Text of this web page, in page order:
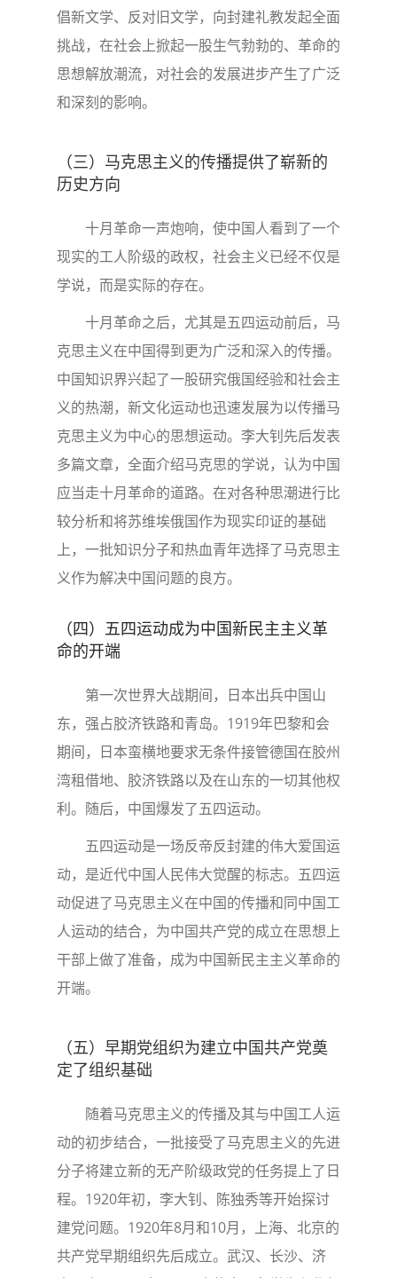
倡新文学、反对旧文学，向封建礼教发起全面
挑战，在社会上掀起一股生气勃勃的、革命的
思想解放潮流，对社会的发展进步产生了广泛
和深刻的影响。
（三）马克思主义的传播提供了崭新的
历史方向
十月革命一声炮响，使中国人看到了一个
现实的工人阶级的政权，社会主义已经不仅是
学说，而是实际的存在。
十月革命之后，尤其是五四运动前后，马
克思主义在中国得到更为广泛和深入的传播。
中国知识界兴起了一股研究俄国经验和社会主
义的热潮，新文化运动也迅速发展为以传播马
克思主义为中心的思想运动。李大钊先后发表
多篇文章，全面介绍马克思的学说，认为中国
应当走十月革命的道路。在对各种思潮进行比
较分析和将苏维埃俄国作为现实印证的基础
上，一批知识分子和热血青年选择了马克思主
义作为解决中国问题的良方。
（四）五四运动成为中国新民主主义革
命的开端
第一次世界大战期间，日本出兵中国山
东，强占胶济铁路和青岛。1919年巴黎和会
期间，日本蛮横地要求无条件接管德国在胶州
湾租借地、胶济铁路以及在山东的一切其他权
利。随后，中国爆发了五四运动。
五四运动是一场反帝反封建的伟大爱国运
动，是近代中国人民伟大觉醒的标志。五四运
动促进了马克思主义在中国的传播和同中国工
人运动的结合，为中国共产党的成立在思想上
干部上做了准备，成为中国新民主主义革命的
开端。
（五）早期党组织为建立中国共产党奠
定了组织基础
随着马克思主义的传播及其与中国工人运
动的初步结合，一批接受了马克思主义的先进
分子将建立新的无产阶级政党的任务提上了日
程。1920年初，李大钊、陈独秀等开始探讨
建党问题。1920年8月和10月，上海、北京的
共产党早期组织先后成立。武汉、长沙、济